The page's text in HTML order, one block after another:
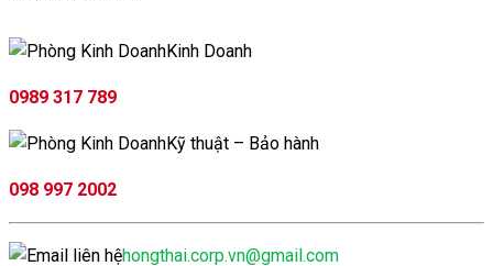
Kinh Doanh
0989 317 789
Kỹ thuật – Bảo hành
098 997 2002
hongthai.corp.vn@gmail.com